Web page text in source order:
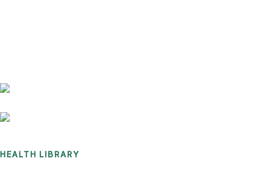
HEALTH LIBRARY